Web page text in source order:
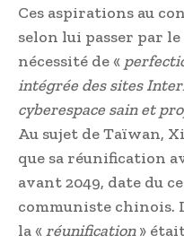
Ces aspirations au
selon lui passer par
nécessité de «
intégrée des sites
cyberespace sain et
Au sujet de Taïwan,
que sa réunification
avant 2049, date du
communiste chinois.
la «réunification»